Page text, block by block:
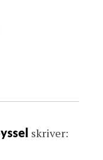
skriver: